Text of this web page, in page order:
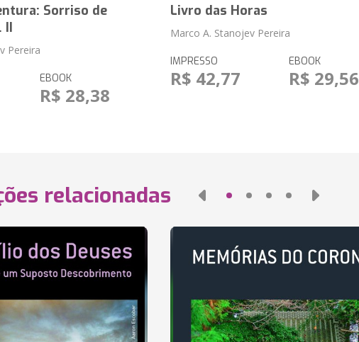
Sorriso de
II
Pereira
EBOOK
R$ 28,38
Livro das Horas
Marco A. Stanojev Pereira
IMPRESSO
R$ 42,77
EBOOK
R$ 29,56
relacionadas